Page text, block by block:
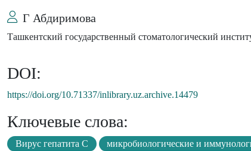
Г Абдиримова
Ташкентский государственный стоматологический
DOI:
https://doi.org/10.71337/inlibrary.uz.archive.14479
Ключевые слова:
Вирус гепатита С микробиологические и